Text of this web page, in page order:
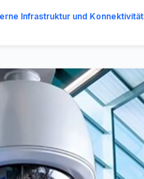
Infrastruktur und Konnektivität